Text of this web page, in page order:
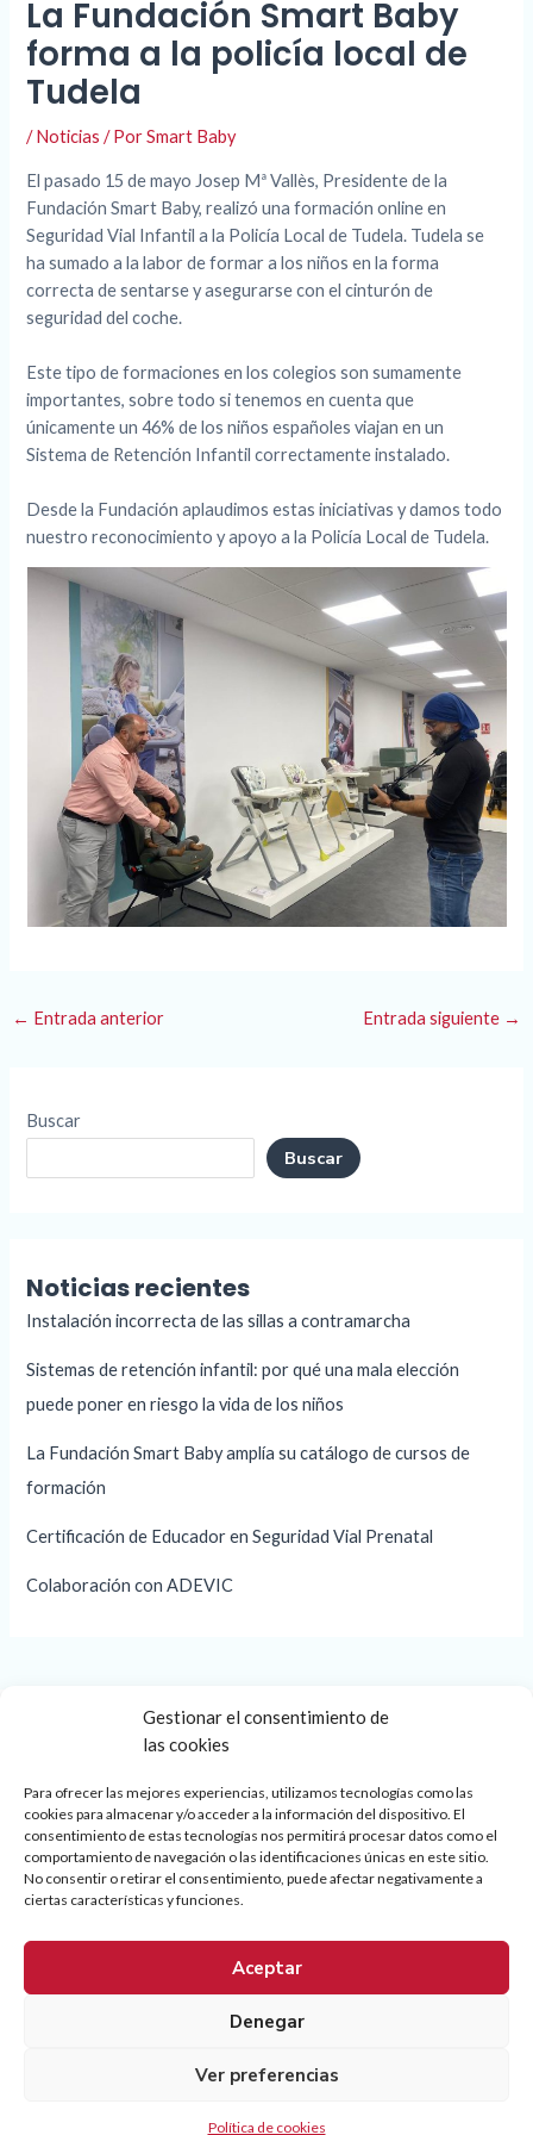
Gestionar el consentimiento de
las cookies
Para ofrecer las mejores experiencias, utilizamos tecnologías como las
cookies para almacenar y/o acceder a la información del dispositivo. El
consentimiento de estas tecnologías nos permitirá procesar datos como el
comportamiento de navegación o las identificaciones únicas en este sitio.
No consentir o retirar el consentimiento, puede afectar negativamente a
ciertas características y funciones.
Aceptar
Denegar
Ver preferencias
Política de cookies
La Fundación Smart Baby
forma a la policía local de
Tudela
/Noticias / PorSmart Baby
El pasado 15 de mayo Josep Mª Vallès, Presidente de la
Fundación Smart Baby, realizó una formación online en
Seguridad Vial Infantil a la Policía Local de Tudela. Tudela se
ha sumado a la labor de formar a los niños en la forma
correcta de sentarse y asegurarse con el cinturón de
seguridad del coche.
Este tipo de formaciones en los colegios son sumamente
importantes, sobre todo si tenemos en cuenta que
únicamente un 46% de los niños españoles viajan en un
Sistema de Retención Infantil correctamente instalado.
Desde la Fundación aplaudimos estas iniciativas y damos todo
nuestro reconocimiento y apoyo a la Policía Local de Tudela.
← Entrada anterior Entrada siguiente →
Buscar
Buscar
Noticias recientes
Instalación incorrecta de las sillas a contramarcha
Sistemas de retención infantil: por qué una mala elección
puede poner en riesgo la vida de los niños
La Fundación Smart Baby amplía su catálogo de cursos de
formación
Certificación de Educador en Seguridad Vial Prenatal
Colaboración con ADEVIC
Nos mueve la seguridad.
Edificio Smart Group, Carrer de la Ciència, 3-13, 08850 Gavà,
Barcelona.
info@fundacionsmartbaby.com